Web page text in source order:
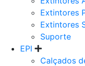
Extintores
Extintores
Suporte
EPI
Calçados